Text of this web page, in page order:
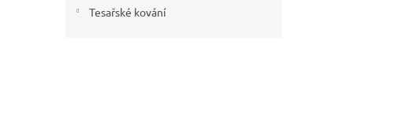
Tesařské kování